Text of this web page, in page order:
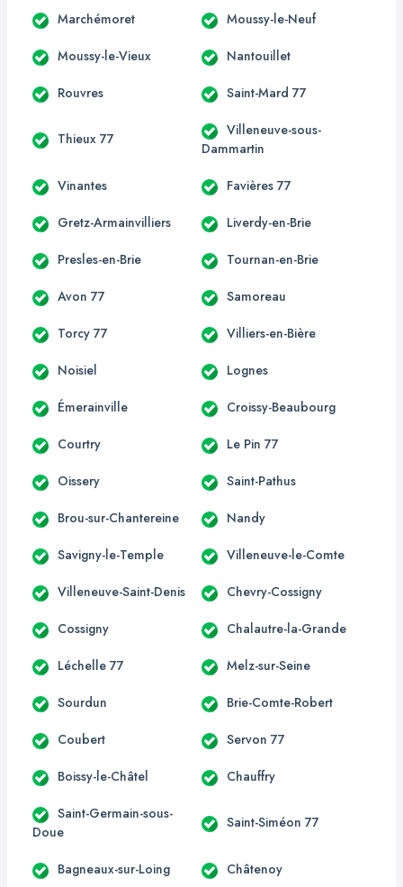
Marchémoret Moussy-le-Neuf
Moussy-le-Vieux Nantouillet
Rouvres Saint-Mard 77
Thieux 77
Villeneuve-sous-
Dammartin
Vinantes Favières 77
Gretz-Armainvilliers Liverdy-en-Brie
Presles-en-Brie Tournan-en-Brie
Avon 77 Samoreau
Torcy 77 Villiers-en-Bière
Noisiel Lognes
Émerainville Croissy-Beaubourg
Courtry Le Pin 77
Oissery Saint-Pathus
Brou-sur-Chantereine Nandy
Savigny-le-Temple Villeneuve-le-Comte
Villeneuve-Saint-Denis Chevry-Cossigny
Cossigny Chalautre-la-Grande
Léchelle 77 Melz-sur-Seine
Sourdun Brie-Comte-Robert
Coubert Servon 77
Boissy-le-Châtel Chauffry
Saint-Germain-sous-
Doue
Saint-Siméon 77
Bagneaux-sur-Loing Châtenoy